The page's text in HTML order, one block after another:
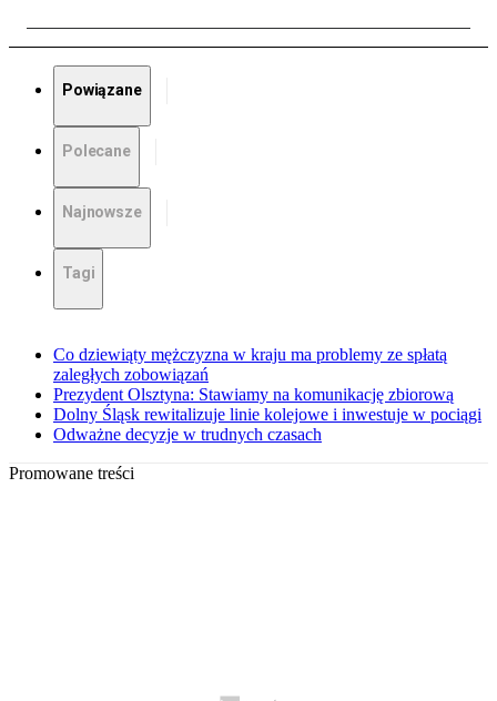
Powiązane
Polecane
Najnowsze
Tagi
Co dziewiąty mężczyzna w kraju ma problemy ze spłatą
zaległych zobowiązań
Prezydent Olsztyna: Stawiamy na komunikację zbiorową
Dolny Śląsk rewitalizuje linie kolejowe i inwestuje w pociągi
Odważne decyzje w trudnych czasach
Promowane treści